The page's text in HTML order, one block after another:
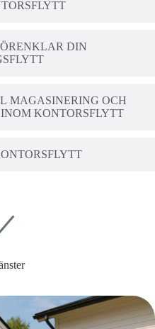
DIN
MAGASINERING OCH
KONTORSFLYTT